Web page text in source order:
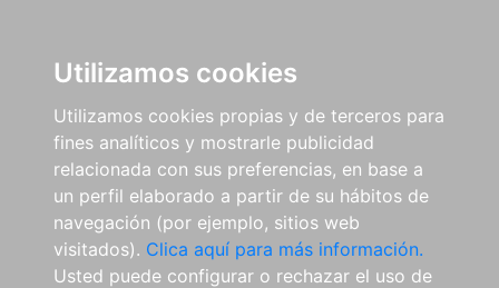
Utilizamos cookies
Utilizamos cookies propias y de terceros para
fines analíticos y mostrarle publicidad
relacionada con sus preferencias, en base a
un perfil elaborado a partir de su hábitos de
navegación (por ejemplo, sitios web
visitados). Clica aquí para más información.
Usted puede configurar o rechazar el uso de